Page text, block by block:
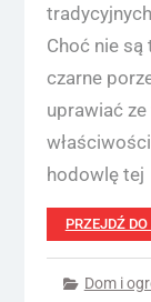
Choć nie
czarne
uprawiać
hodowlę tej
PRZEJDŹ
Dom i